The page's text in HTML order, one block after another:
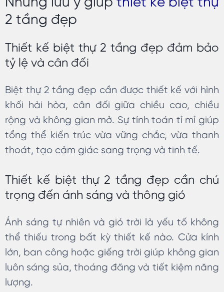
2 tầng đẹp
Thiết kế biệt thự 2 tầng đẹp đảm bảo
tỷ lệ và cân đối
Biệt thự 2 tầng đẹp cần được thiết kế với hình
khối hài hòa, cân đối giữa chiều cao, chiều
rộng và không gian mở. Sự tính toán tỉ mỉ giúp
tổng thể kiến trúc vừa vững chắc, vừa thanh
thoát, tạo cảm giác sang trọng và tinh tế.
Thiết kế biệt thự 2 tầng đẹp cần chú
trọng đến ánh sáng và thông gió
Ánh sáng tự nhiên và gió trời là yếu tố không
thể thiếu trong bất kỳ thiết kế nào. Cửa kính
lớn, ban công hoặc giếng trời giúp không gian
luôn sáng sủa, thoáng đãng và tiết kiệm năng
lượng.